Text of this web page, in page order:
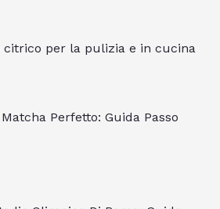
citrico per la pulizia e in cucina
Perfetto: Guida Passo